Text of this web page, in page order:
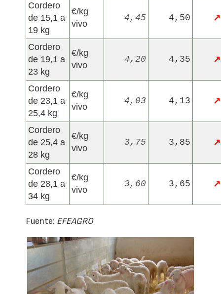
Cordero
de 15,1 a
19 kg
€/kg
vivo
4,45 4,50 ↗
Cordero
de 19,1 a
23 kg
€/kg
vivo
4,20 4,35 ↗
Cordero
de 23,1 a
25,4 kg
€/kg
vivo
4,03 4,13 ↗
Cordero
de 25,4 a
28 kg
€/kg
vivo
3,75 3,85 ↗
Cordero
de 28,1 a
34 kg
€/kg
vivo
3,60 3,65 ↗
Fuente: EFEAGRO